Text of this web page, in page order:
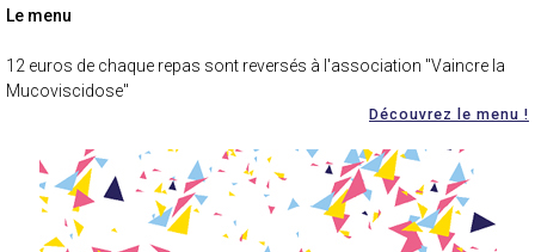
Le menu
12 euros de chaque repas sont reversés à l'association "Vaincre la
Mucoviscidose"
Découvrez le menu !